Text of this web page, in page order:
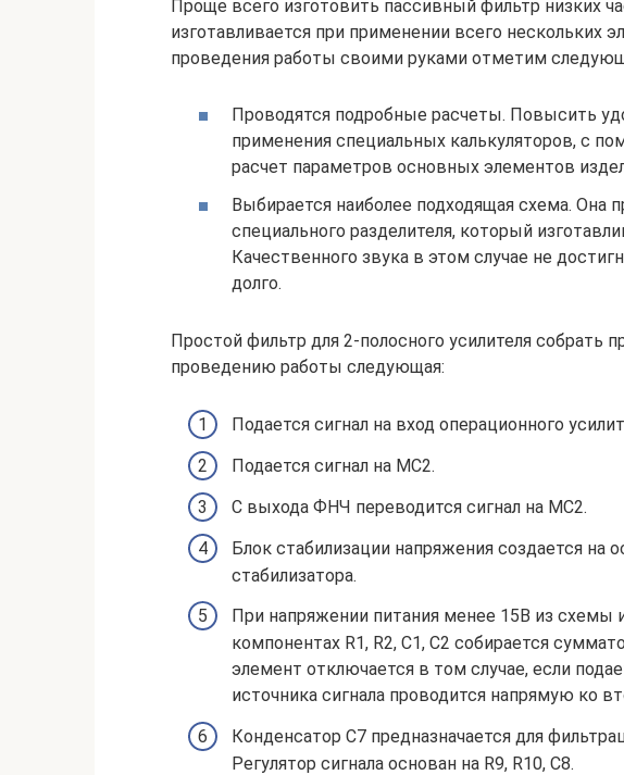
Проще всего изготовить пассивный фильтр низких
изготавливается при применении всего нескольких
проведения работы своими руками отметим
Проводятся подробные расчеты. Повысить
применения специальных калькуляторов, с
расчет параметров основных элементов
Выбирается наиболее подходящая схема. Она
специального разделителя, который
Качественного звука в этом случае не
долго.
Простой фильтр для 2-полосного усилителя собрать
проведению работы следующая:
Подается сигнал на вход операционного
Подается сигнал на МС2.
С выхода ФНЧ переводится сигнал на МС2.
Блок стабилизации напряжения создается на
стабилизатора.
При напряжении питания менее 15В из схемы
компонентах R1, R2, C1, C2 собирается
элемент отключается в том случае, если
источника сигнала проводится напрямую ко
Конденсатор C7 предназначается для
Регулятор сигнала основан на R9, R10, C8.